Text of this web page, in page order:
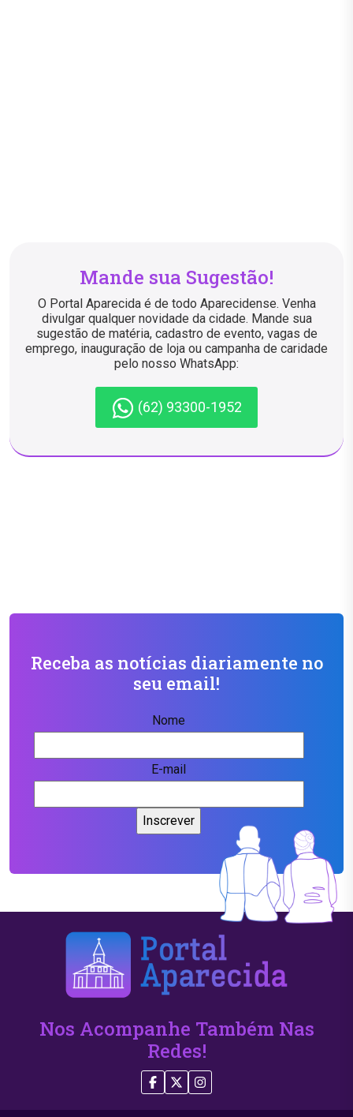
Mande sua Sugestão!
O Portal Aparecida é de todo Aparecidense. Venha
divulgar qualquer novidade da cidade. Mande sua
sugestão de matéria, cadastro de evento, vagas de
emprego, inauguração de loja ou campanha de caridade
pelo nosso WhatsApp:
(62) 93300-1952
Receba as notícias diariamente no
seu email!
Nome
E-mail
Nos Acompanhe Também Nas
Redes!